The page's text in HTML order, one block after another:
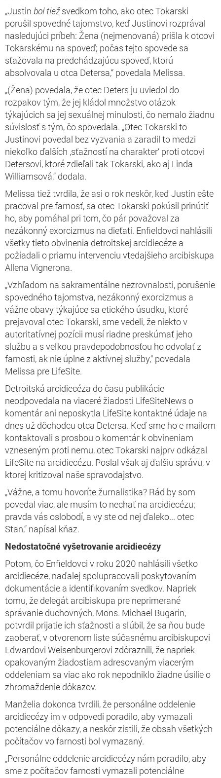
„Justin bol tiežsvedkom toho, ako otec Tokarski
porušil spovedné tajomstvo, keď Justinovi rozprával
nasledujúci príbeh: Žena (nejmenovaná) prišla k otcovi
Tokarskému na spoveď; počas tejto spovede sa
sťažovala na predchádzajúcu spoveď, ktorú
absolvovala u otca Detersa,“ povedala Melissa.
„(Žena) povedala, že otec Deters ju uviedol do
rozpakov tým, že jej kládol množstvo otázok
týkajúcich sa jej sexuálnej minulosti, čo nemalo žiadnu
súvislosť s tým, čo spovedala. „Otec Tokarski to
Justinovi povedal bez vyzvania a zaradil to medzi
niekoľko ďalších ‚sťažností na charakter‘ proti otcovi
Detersovi, ktoré zdieľali tak Tokarski, ako aj Linda
Williamsová,“ dodala.
Melissa tiež tvrdila, že asi o rok neskôr, keď Justin ešte
pracoval pre farnosť, sa otec Tokarski pokúsil prinútiť
ho, aby pomáhal pri tom, čo pár považoval za
nezákonný exorcizmus na dieťati. Enfieldovci nahlásili
všetky tieto obvinenia detroitskej arcidiecéze a
požiadali o priamu intervenciu vtedajšieho arcibiskupa
Allena Vignerona.
„Vzhľadom na sakramentálne nezrovnalosti, porušenie
spovedného tajomstva, nezákonný exorcizmus a
vážne obavy týkajúce sa etického úsudku, ktoré
prejavoval otec Tokarski, sme vedeli, že niekto v
autoritatívnej pozícii musí riadne preskúmať jeho
službu a s veľkou pravdepodobnosťou ho odvolať z
farnosti, ak nie úplne z aktívnej služby,“ povedala
Melissa pre LifeSite.
Detroitská arcidiecéza do času publikácie
neodpovedala na viaceré žiadosti LifeSiteNews o
komentár ani neposkytla LifeSite kontaktné údaje na
dnes už dôchodcu otca Detersa. Keď sme ho e-mailom
kontaktovali s prosbou o komentár k obvineniam
vzneseným proti nemu, otec Tokarski najprv odkázal
LifeSite na arcidiecézu. Poslal však aj ďalšiu správu, v
ktorej kritizoval naše spravodajstvo.
„Vážne, a tomu hovoríte žurnalistika? Rád by som
povedal viac, ale musím to nechať na arcidiecézu;
pravda vás oslobodí, a vy ste od nej ďaleko... otec
Stan,“ napísal kňaz.
Nedostatočné vyšetrovanie arcidiecézy
Potom, čo Enfieldovci v roku 2020 nahlásili všetko
arcidiecéze, naďalej spolupracovali poskytovaním
dokumentácie a identifikovaním svedkov. Napriek
tomu, že delegát arcibiskupa pre neprimerané
správanie duchovných, Mons. Michael Bugarin,
potvrdil prijatie ich sťažnosti a sľúbil, že sa ňou bude
zaoberať, v otvorenom liste súčasnému arcibiskupovi
Edwardovi Weisenburgerovi zdôraznili, že napriek
opakovaným žiadostiam adresovaným viacerým
oddeleniam sa viac ako rok nepodniklo žiadne úsilie o
zhromaždenie dôkazov.
Manželia dokonca tvrdili, že personálne oddelenie
arcidiecézy im v odpovedi poradilo, aby vymazali
potenciálne dôkazy, a neskôr zistili, že obsah všetkých
počítačov vo farnosti bol vymazaný.
„Personálne oddelenie arcidiecézy nám poradilo, aby
sme z počítačov farnosti vymazali potenciálne